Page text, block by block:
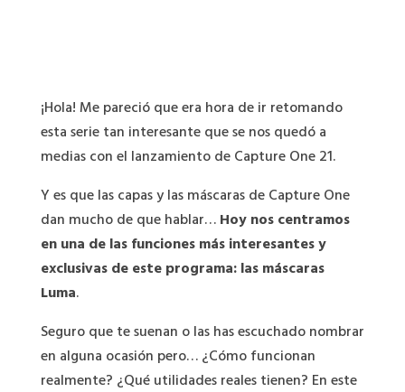
¡Hola! Me pareció que era hora de ir retomando
esta serie tan interesante que se nos quedó a
medias con el lanzamiento de Capture One 21.
Y es que las capas y las máscaras de Capture One
dan mucho de que hablar…Hoy nos centramos
en una de las funciones más interesantes y
exclusivas de este programa: las máscaras
Luma.
Seguro que te suenan o las has escuchado nombrar
en alguna ocasión pero… ¿Cómo funcionan
realmente? ¿Qué utilidades reales tienen? En este